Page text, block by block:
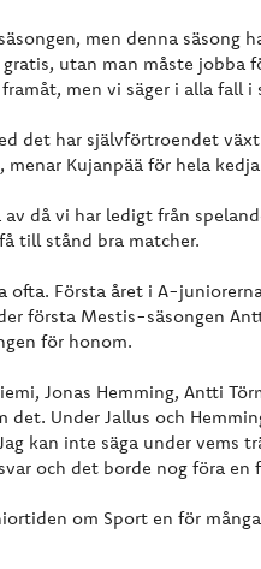
men denna säsong
utan man måste jobba
men vi säger i alla fall i
det har självförtroendet
Kujanpää för hela
då vi har ledigt från
till stånd bra matcher.
ofta. Första året i A-
första Mestis-säsongen
för honom.
Jonas Hemming, Antti
Under Jallus och
kan inte säga under vems
och det borde nog föra en
om Sport en för